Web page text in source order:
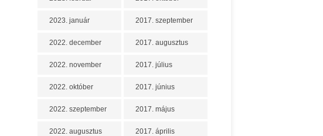
2023. január
2022. december
2022. november
2022. október
2022. szeptember
2022. augusztus
2017. szeptember
2017. augusztus
2017. július
2017. június
2017. május
2017. április